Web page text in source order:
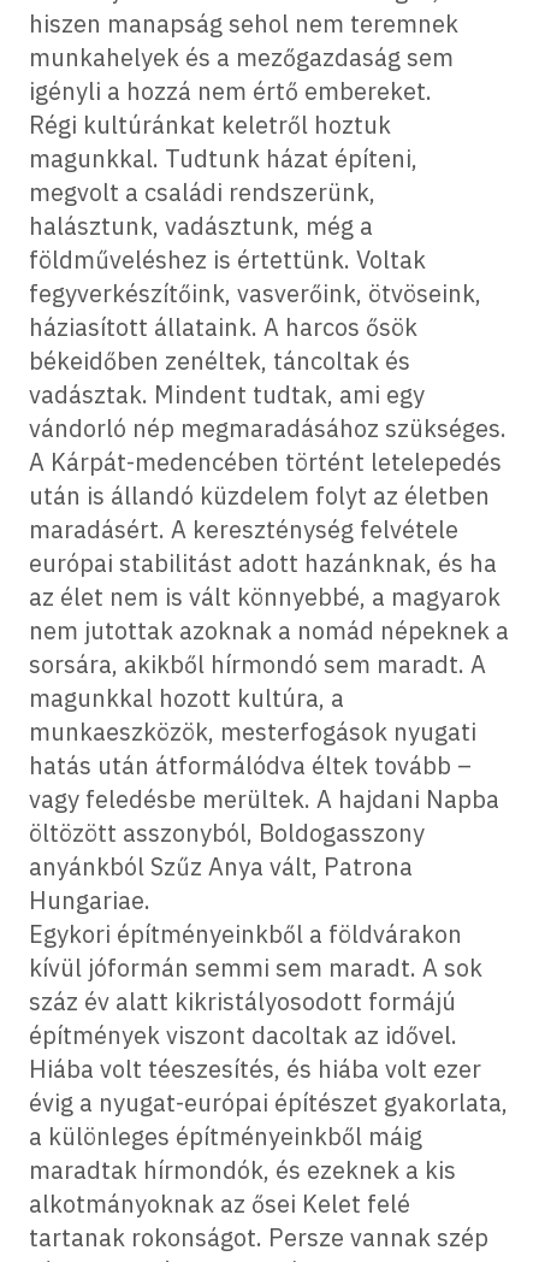
hiszen manapság sehol nem teremnek
munkahelyek és a mezőgazdaság sem
igényli a hozzá nem értő embereket.
Régi kultúránkat keletről hoztuk
magunkkal. Tudtunk házat építeni,
megvolt a családi rendszerünk,
halásztunk, vadásztunk, még a
földműveléshez is értettünk. Voltak
fegyverkészítőink, vasverőink, ötvöseink,
háziasított állataink. A harcos ősök
békeidőben zenéltek, táncoltak és
vadásztak. Mindent tudtak, ami egy
vándorló nép megmaradásához szükséges.
A Kárpát-medencében történt letelepedés
után is állandó küzdelem folyt az életben
maradásért. A kereszténység felvétele
európai stabilitást adott hazánknak, és ha
az élet nem is vált könnyebbé, a magyarok
nem jutottak azoknak a nomád népeknek a
sorsára, akikből hírmondó sem maradt. A
magunkkal hozott kultúra, a
munkaeszközök, mesterfogások nyugati
hatás után átformálódva éltek tovább –
vagy feledésbe merültek. A hajdani Napba
öltözött asszonyból, Boldogasszony
anyánkból Szűz Anya vált, Patrona
Hungariae.
Egykori építményeinkből a földvárakon
kívül jóformán semmi sem maradt. A sok
száz év alatt kikristályosodott formájú
építmények viszont dacoltak az idővel.
Hiába volt téeszesítés, és hiába volt ezer
évig a nyugat-európai építészet gyakorlata,
a különleges építményeinkből máig
maradtak hírmondók, és ezeknek a kis
alkotmányoknak az ősei Kelet felé
tartanak rokonságot. Persze vannak szép